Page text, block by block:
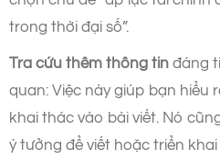
trong thời đại số”.
Tra cứu thêm thông tin đáng
quan: Việc này giúp bạn hiểu
khai thác vào bài viết. Nó
ý tưởng để viết hoặc triển khai